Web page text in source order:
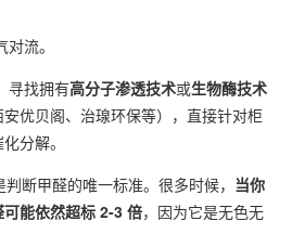
流。
寻找拥有高分子渗透技术或生物酶技术
优贝阁、治瑔环保等），直接针对柜
分解。
断甲醛的唯一标准。很多时候， 当你
能依然超标 2-3 倍，因为它是无色无